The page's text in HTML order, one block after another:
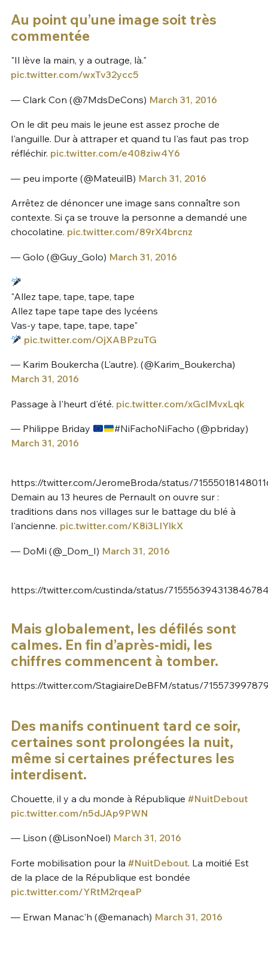
Au point qu’une image soit très
commentée
"Il lève la main, y a outrage, là."
pic.twitter.com/wxTv32ycc5
— Clark Con (@7MdsDeCons) March 31, 2016
On le dit peu mais le jeune est assez proche de
l'anguille. Dur à attraper et quand tu l'as faut pas trop
réfléchir. pic.twitter.com/e408ziw4Y6
— peu importe (@MateuilB) March 31, 2016
Arrêtez de dénoncer une image sans connaître son
contexte. Si ça se trouve la personne a demandé une
chocolatine. pic.twitter.com/89rX4brcnz
— Golo (@Guy_Golo) March 31, 2016
"Allez tape, tape, tape, tape
Allez tape tape tape des lycéens
Vas-y tape, tape, tape, tape"
pic.twitter.com/OjXABPzuTG
— Karim Boukercha (L'autre). (@Karim_Boukercha)
March 31, 2016
Passage à l'heurt d'été. pic.twitter.com/xGclMvxLqk
— Philippe Briday
#NiFachoNiFacho (@pbriday)
March 31, 2016
https://twitter.com/JeromeBroda/status/
Demain au 13 heures de Pernault on ouvre sur :
traditions dans nos villages sur le battage du blé à
l'ancienne. pic.twitter.com/K8i3LIYlkX
— DoMi (@_Dom_I) March 31, 2016
https://twitter.com/custinda/status/
Mais globalement, les défilés sont
calmes. En fin d’après-midi, les
chiffres commencent à tomber.
https://twitter.com/StagiaireDeBFM/status/
Des manifs continuent tard ce soir,
certaines sont prolongées la nuit,
même si certaines préfectures les
interdisent.
Chouette, il y a du monde à République #NuitDebout
pic.twitter.com/n5dJAp9PWN
— Lison (@LisonNoel) March 31, 2016
Forte mobilisation pour la #NuitDebout. La moitié Est
de la place de la République est bondée
pic.twitter.com/YRtM2rqeaP
— Erwan Manac'h (@emanach) March 31, 2016